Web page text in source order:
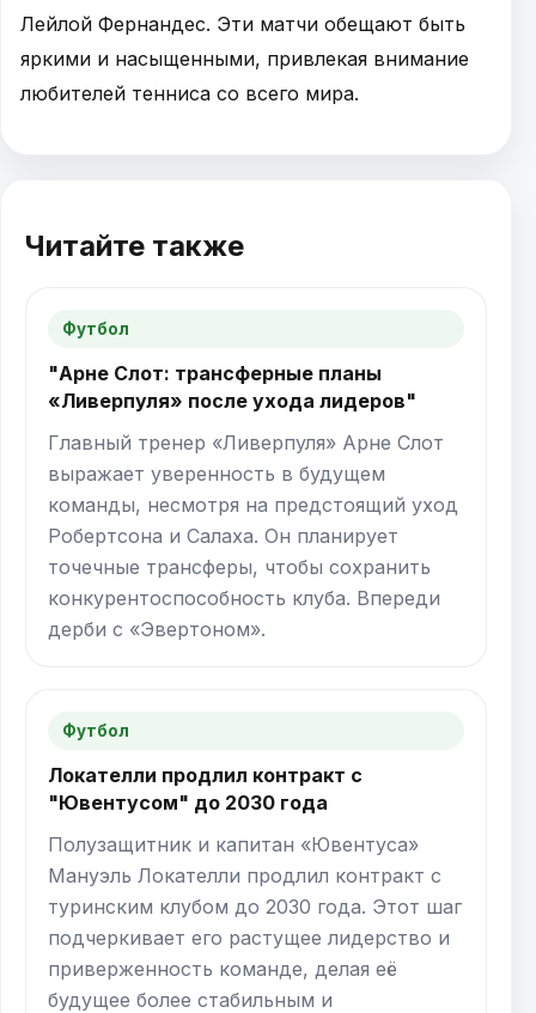
Лейлой Фернандес. Эти матчи обещают быть
яркими и насыщенными, привлекая внимание
любителей тенниса со всего мира.
Читайте также
Футбол
"Арне Слот: трансферные планы
«Ливерпуля» после ухода лидеров"
Главный тренер «Ливерпуля» Арне Слот
выражает уверенность в будущем
команды, несмотря на предстоящий уход
Робертсона и Салаха. Он планирует
точечные трансферы, чтобы сохранить
конкурентоспособность клуба. Впереди
дерби с «Эвертоном».
Футбол
Локателли продлил контракт с
"Ювентусом" до 2030 года
Полузащитник и капитан «Ювентуса»
Мануэль Локателли продлил контракт с
туринским клубом до 2030 года. Этот шаг
подчеркивает его растущее лидерство и
приверженность команде, делая её
будущее более стабильным и